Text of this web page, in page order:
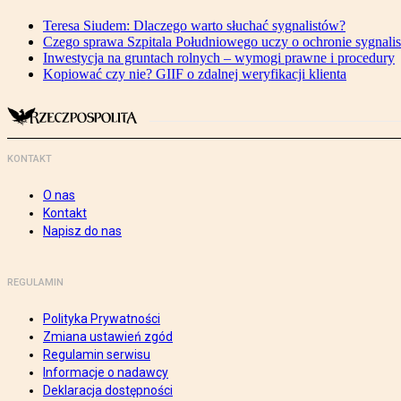
Teresa Siudem: Dlaczego warto słuchać sygnalistów?
Czego sprawa Szpitala Południowego uczy o ochronie
Inwestycja na gruntach rolnych – wymogi prawne i procedury
Kopiować czy nie? GIIF o zdalnej weryfikacji klienta
KONTAKT
O nas
Kontakt
Napisz do nas
REGULAMIN
Polityka Prywatności
Zmiana ustawień zgód
Regulamin serwisu
Informacje o nadawcy
Deklaracja dostępności